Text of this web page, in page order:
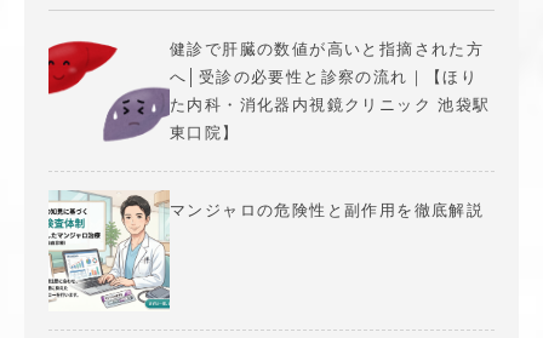
健診で肝臓の数値が高いと指摘された方
へ│受診の必要性と診察の流れ｜【ほり
た内科・消化器内視鏡クリニック 池袋駅
東口院】
マンジャロの危険性と副作用を徹底解説